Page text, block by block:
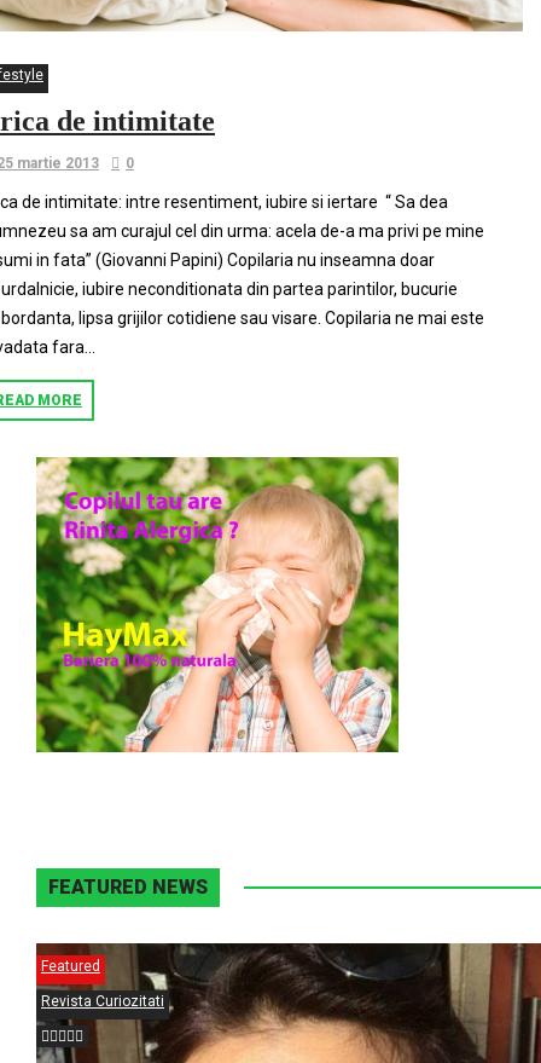
de intimitate
martie 2013 0
de intimitate: intre resentiment, iubire si iertare “ Sa dea
sa am curajul cel din urma: acela de-a ma privi pe mine
in fata” (Giovanni Papini) Copilaria nu inseamna doar
iubire neconditionata din partea parintilor, bucurie
lipsa grijilor cotidiene sau visare. Copilaria ne mai este
fara...
MORE
FEATURED NEWS
Featured
Revista Curiozitati